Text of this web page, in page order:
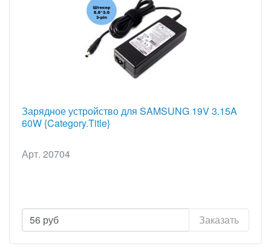
Зарядное устройство для SAMSUNG 19V 3.15A
60W {Category.Title}
Арт. 20704
56 руб Заказать